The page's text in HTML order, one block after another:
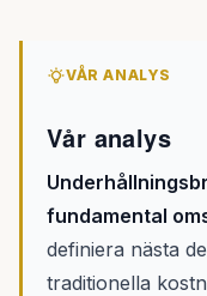
VÅR ANALYS
Vår analys
fundamental
definiera nästa
traditionella